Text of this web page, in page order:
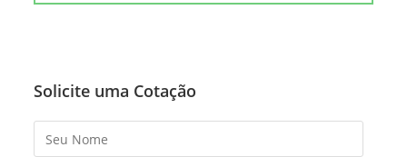
Solicite uma Cotação